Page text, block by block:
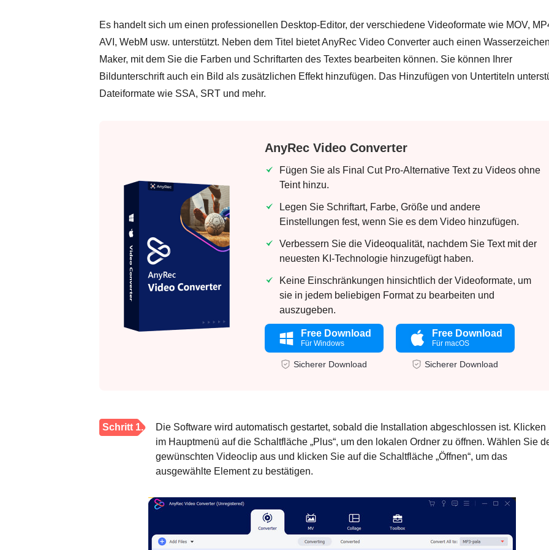
Es handelt sich um einen professionellen Desktop-Editor, der verschiedene Videoformate wie MOV,
AVI, WebM usw. unterstützt. Neben dem Titel bietet AnyRec Video Converter auch einen
Maker, mit dem Sie die Farben und Schriftarten des Textes bearbeiten können. Sie können Ihrer
Bildunterschrift auch ein Bild als zusätzlichen Effekt hinzufügen. Das Hinzufügen von Untertiteln
Dateiformate wie SSA, SRT und mehr.
AnyRec Video Converter
Fügen Sie als Final Cut Pro-Alternative Text zu Videos ohne
Teint hinzu.
Legen Sie Schriftart, Farbe, Größe und andere
Einstellungen fest, wenn Sie es dem Video hinzufügen.
Verbessern Sie die Videoqualität, nachdem Sie Text mit der
neuesten KI-Technologie hinzugefügt haben.
Keine Einschränkungen hinsichtlich der Videoformate, um
sie in jedem beliebigen Format zu bearbeiten und
auszugeben.
Free Download
Für Windows
Sicherer Download
Free Download
Für macOS
Sicherer Download
Schritt 1.
Die Software wird automatisch gestartet, sobald die Installation abgeschlossen ist. Klicken
im Hauptmenü auf die Schaltfläche „Plus“, um den lokalen Ordner zu öffnen. Wählen Sie
gewünschten Videoclip aus und klicken Sie auf die Schaltfläche „Öffnen“, um das
ausgewählte Element zu bestätigen.